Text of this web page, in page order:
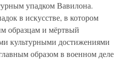
упадком Вавилона.
в искусстве, в котором
образцам и мёртвый
культурными достижениями
образом в военном деле